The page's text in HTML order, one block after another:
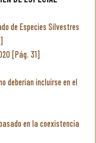
de Especies Silvestres
[Pág. 31]
deberían incluirse en el
en la coexistencia